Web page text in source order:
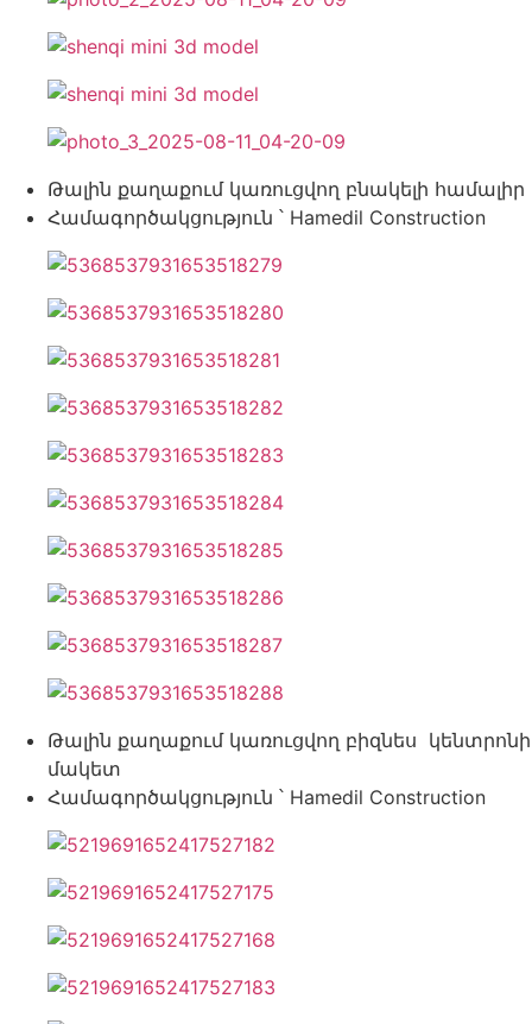
Թալին քաղաքում կառուցվող բնակելի համալիր
Համագործակցություն ՝ Hamedil Construction
Թալին քաղաքում կառուցվող բիզնես կենտրոնի
մակետ
Համագործակցություն ՝ Hamedil Construction